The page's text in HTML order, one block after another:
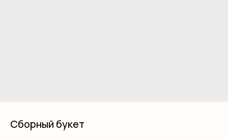
Сборный букет